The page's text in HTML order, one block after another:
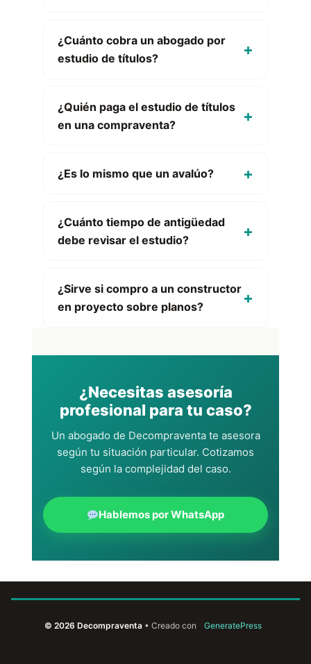
¿Cuánto cobra un abogado por
estudio de títulos?
¿Quién paga el estudio de títulos
en una compraventa?
¿Es lo mismo que un avalúo?
¿Cuánto tiempo de antigüedad
debe revisar el estudio?
¿Sirve si compro a un constructor
en proyecto sobre planos?
¿Necesitas asesoría
profesional para tu caso?
Un abogado de Decompraventa te asesora
según tu situación particular. Cotizamos
según la complejidad del caso.
Hablemos por WhatsApp
© 2026 Decompraventa• Creado con GeneratePress